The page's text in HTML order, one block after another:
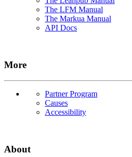
The LFM Manual
The Markua Manual
API Docs
More
Partner Program
Causes
Accessibility
About